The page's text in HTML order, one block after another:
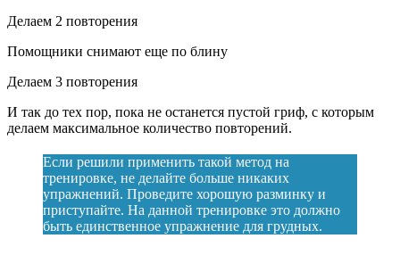
Делаем 2 повторения
Помощники снимают еще по блину
Делаем 3 повторения
И так до тех пор, пока не останется пустой гриф, с которым
делаем максимальное количество повторений.
Если решили применить такой метод на
тренировке, не делайте больше никаких
упражнений. Проведите хорошую разминку и
приступайте. На данной тренировке это должно
быть единственное упражнение для грудных.